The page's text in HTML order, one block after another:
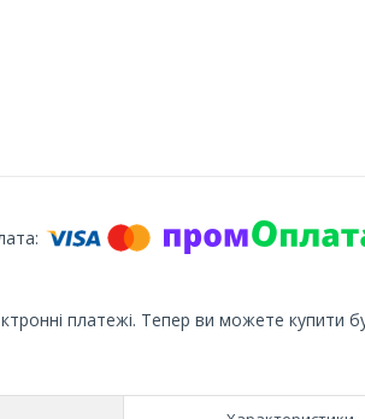
платежі. Тепер ви можете купити